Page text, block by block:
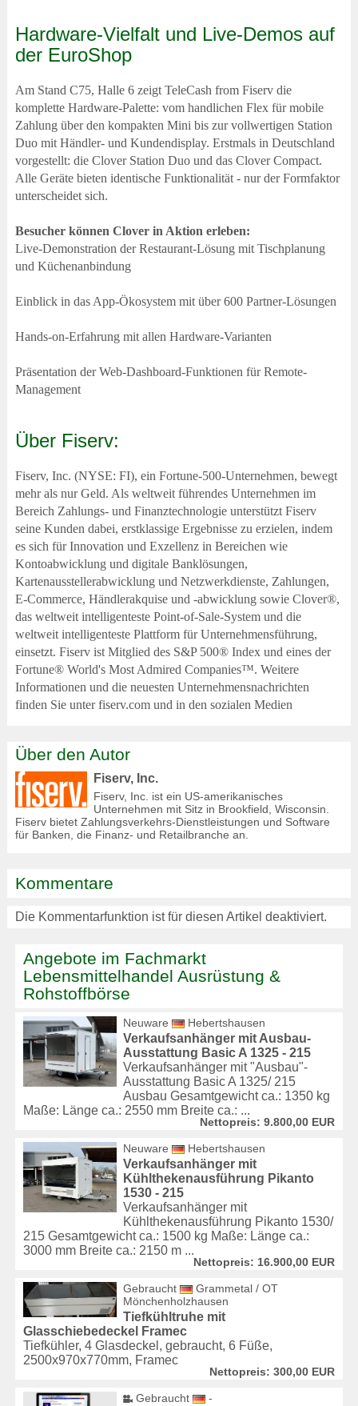
Hardware-Vielfalt und Live-Demos auf
der EuroShop
Am Stand C75, Halle 6 zeigt TeleCash from Fiserv die
komplette Hardware-Palette: vom handlichen Flex für mobile
Zahlung über den kompakten Mini bis zur vollwertigen Station
Duo mit Händler- und Kundendisplay. Erstmals in Deutschland
vorgestellt: die Clover Station Duo und das Clover Compact.
Alle Geräte bieten identische Funktionalität - nur der Formfaktor
unterscheidet sich.
Besucher können Clover in Aktion erleben:
Live-Demonstration der Restaurant-Lösung mit Tischplanung
und Küchenanbindung
Einblick in das App-Ökosystem mit über 600 Partner-Lösungen
Hands-on-Erfahrung mit allen Hardware-Varianten
Präsentation der Web-Dashboard-Funktionen für Remote-
Management
Über Fiserv:
Fiserv, Inc. (NYSE: FI), ein Fortune-500-Unternehmen, bewegt
mehr als nur Geld. Als weltweit führendes Unternehmen im
Bereich Zahlungs- und Finanztechnologie unterstützt Fiserv
seine Kunden dabei, erstklassige Ergebnisse zu erzielen, indem
es sich für Innovation und Exzellenz in Bereichen wie
Kontoabwicklung und digitale Banklösungen,
Kartenausstellerabwicklung und Netzwerkdienste, Zahlungen,
E-Commerce, Händlerakquise und -abwicklung sowie Clover®,
das weltweit intelligenteste Point-of-Sale-System und die
weltweit intelligenteste Plattform für Unternehmensführung,
einsetzt. Fiserv ist Mitglied des S&P 500® Index und eines der
Fortune® World's Most Admired Companies™. Weitere
Informationen und die neuesten Unternehmensnachrichten
finden Sie unter fiserv.com und in den sozialen Medien
Über den Autor
Fiserv, Inc.
Fiserv, Inc. ist ein US-amerikanisches
Unternehmen mit Sitz in Brookfield, Wisconsin.
Fiserv bietet Zahlungsverkehrs-Dienstleistungen und Software
für Banken, die Finanz- und Retailbranche an.
Kommentare
Die Kommentarfunktion ist für diesen Artikel deaktiviert.
Angebote im Fachmarkt
Lebensmittelhandel Ausrüstung &
Rohstoffbörse
Neuware Hebertshausen
Verkaufsanhänger mit Ausbau-
Ausstattung Basic A 1325 - 215
Verkaufsanhänger mit "Ausbau"-
Ausstattung Basic A 1325/ 215
Ausbau Gesamtgewicht ca.: 1350 kg
Maße: Länge ca.: 2550 mm Breite ca.: ...
Nettopreis: 9.800,00 EUR
Neuware Hebertshausen
Verkaufsanhänger mit
Kühlthekenausführung Pikanto
1530 - 215
Verkaufsanhänger mit
Kühlthekenausführung Pikanto 1530/
215 Gesamtgewicht ca.: 1500 kg Maße: Länge ca.:
3000 mm Breite ca.: 2150 m ...
Nettopreis: 16.900,00 EUR
Gebraucht
Grammetal / OT
Mönchenholzhausen
Tiefkühltruhe mit
Glasschiebedeckel Framec
Tiefkühler, 4 Glasdeckel, gebraucht, 6 Füße,
2500x970x770mm, Framec
Nettopreis: 300,00 EUR
Gebraucht -